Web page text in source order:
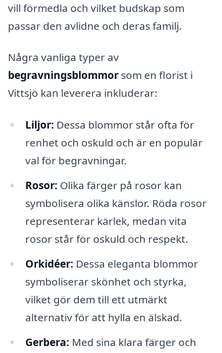
vill förmedla och vilket budskap som
passar den avlidne och deras familj.
Några vanliga typer av
begravningsblommor som en florist i
Vittsjö kan leverera inkluderar:
Liljor: Dessa blommor står ofta för
renhet och oskuld och är en populär
val för begravningar.
Rosor: Olika färger på rosor kan
symbolisera olika känslor. Röda rosor
representerar kärlek, medan vita
rosor står för oskuld och respekt.
Orkidéer: Dessa eleganta blommor
symboliserar skönhet och styrka,
vilket gör dem till ett utmärkt
alternativ för att hylla en älskad.
Gerbera: Med sina klara färger och